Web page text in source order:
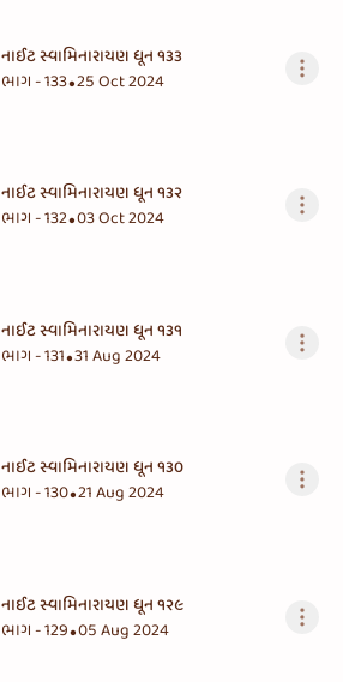
નાઈટ સ્વામિનારાયણ ધૂન ૧૩૩
ભાગ - 133•25 Oct 2024
નાઈટ સ્વામિનારાયણ ધૂન ૧૩૨
ભાગ - 132•03 Oct 2024
નાઈટ સ્વામિનારાયણ ધૂન ૧૩૧
ભાગ - 131•31 Aug 2024
નાઈટ સ્વામિનારાયણ ધૂન ૧૩૦
ભાગ - 130•21 Aug 2024
નાઈટ સ્વામિનારાયણ ધૂન ૧૨૯
ભાગ - 129•05 Aug 2024